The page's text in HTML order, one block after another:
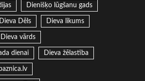
Dienišķo lūgšanu gads
Dieva Dēls Dieva likums
Dieva vārds
dienai Dieva žēlastība